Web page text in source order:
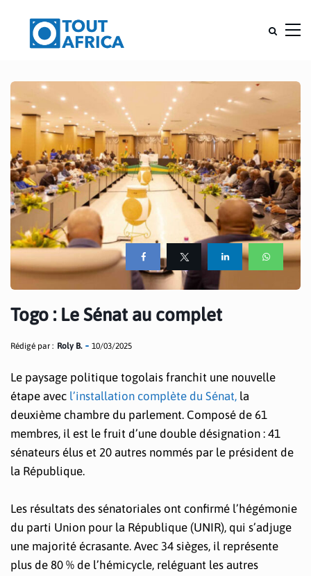
Togo : Le Sénat au complet
Rédigé par : Roly B. 10/03/2025
Le paysage politique togolais franchit une nouvelle
étape avec l’installation complète du Sénat, la
deuxième chambre du parlement. Composé de 61
membres, il est le fruit d’une double désignation : 41
sénateurs élus et 20 autres nommés par le président de
la République.
Les résultats des sénatoriales ont confirmé l’hégémonie
du parti Union pour la République (UNIR), qui s’adjuge
une majorité écrasante. Avec 34 sièges, il représente
plus de 80 % de l’hémicycle, reléguant les autres